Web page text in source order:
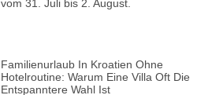
vom 31. Juli bis 2. August.
Familienurlaub In Kroatien Ohne
Hotelroutine: Warum Eine Villa Oft Die
Entspanntere Wahl Ist